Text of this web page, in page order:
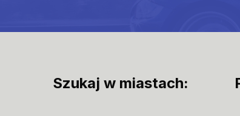
Szukaj w miastach: